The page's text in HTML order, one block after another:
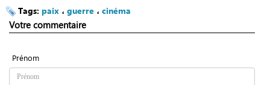
Tags: paix ، guerre ، cinéma
Votre commentaire
Prénom